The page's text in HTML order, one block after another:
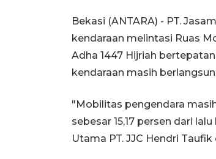
Bekasi (ANTARA) - PT.
kendaraan melintasi Ruas
Adha 1447 Hijriah
kendaraan masih
"Mobilitas pengendara
sebesar 15,17 persen dari
Utama PT. JJC Hendri Taufik